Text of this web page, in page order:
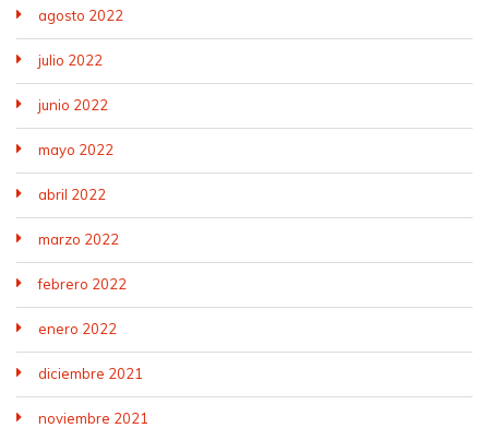
agosto 2022
julio 2022
junio 2022
mayo 2022
abril 2022
marzo 2022
febrero 2022
enero 2022
diciembre 2021
noviembre 2021